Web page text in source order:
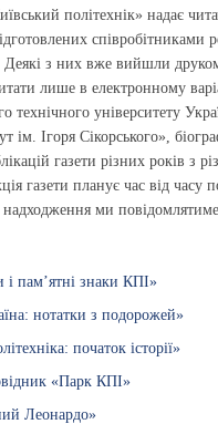
політехнік» надає
співробітниками
Деякі з них вже вийшли
лише в електронному
технічного університету
ім. Ігоря Сікорського»,
газети різних років з
газети планує час від часу
надходження ми
пам’ятні знаки КПІ»
нотатки з подорожей»
початок історії»
«Парк КПІ»
Леонардо»